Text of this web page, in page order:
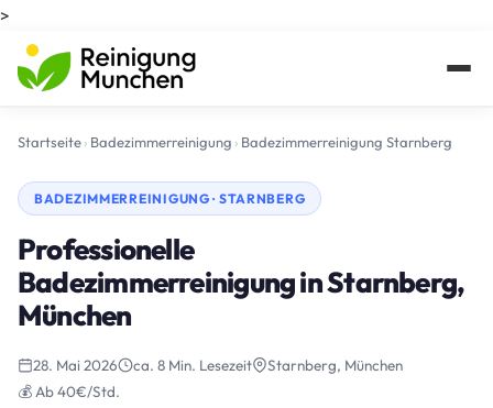
>
Startseite› Badezimmerreinigung › Badezimmerreinigung Starnberg
BADEZIMMERREINIGUNG · STARNBERG
Professionelle
Badezimmerreinigung in Starnberg,
München
28. Mai 2026 ca. 8 Min. Lesezeit
Starnberg, München
💰 Ab 40€/Std.